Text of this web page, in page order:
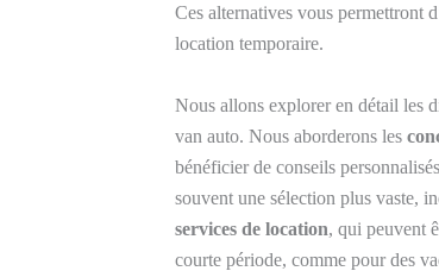
Ces alternatives vous permettront
location temporaire.
Nous allons explorer en détail les
van auto. Nous aborderons les
bénéficier de conseils
souvent une sélection plus vaste,
services de location, qui peuvent
courte période, comme pour des